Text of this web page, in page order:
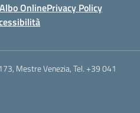
Albo OnlinePrivacy Policy
Mestre Venezia, Tel. +39 041